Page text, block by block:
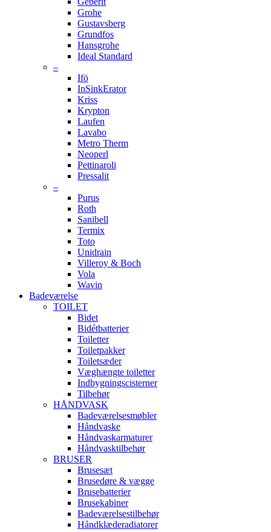
Grohe
Gustavsberg
Grundfos
Hansgrohe
Ideal Standard
–
Ifö
InSinkErator
Kriss
Krypton
Laufen
Lavabo
Metro Therm
Neoperl
Pettinaroli
Pressalit
–
Purus
Roth
Sanibell
Termix
Toto
Unidrain
Villeroy & Boch
Vola
Wavin
Badeværelse
TOILET
Bidet
Bidétbatterier
Toiletter
Toiletpakker
Toiletsæder
Væghængte toiletter
Indbygningscisterner
Tilbehør
HÅNDVASK
Badeværelsesmøbler
Håndvaske
Håndvaskarmaturer
Håndvasktilbehør
BRUSER
Brusesæt
Brusedøre & vægge
Brusebatterier
Brusekabiner
Badeværelsestilbehør
Håndklæderadiatorer